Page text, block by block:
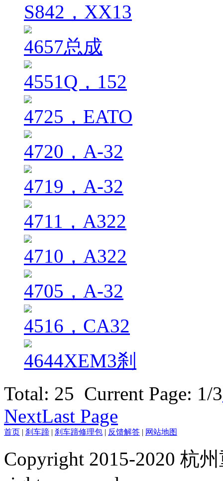
S842，XX13
4657总成
4551Q，152
4725，EATO
4720，A-32
4719，A-32
4711，A322
4710，A322
4705，A-32
4516，CA32
4644XEM3刹
Total: 25 Current Page: 1/3
NextLast Page
首页 | 刹车蹄 | 刹车蹄修理包 | 反馈解答 | 网站地图
Copyright 2015-2020 杭